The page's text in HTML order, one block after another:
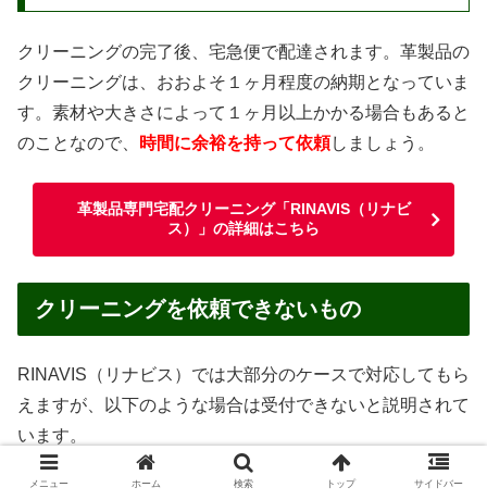
クリーニングの完了後、宅急便で配達されます。革製品の
クリーニングは、おおよそ１ヶ月程度の納期となっていま
す。素材や大きさによって１ヶ月以上かかる場合もあると
のことなので、
時間に余裕を持って依頼しましょう。
革製品専門宅配クリーニング「RINAVIS（リナビ
ス）」の詳細はこちら
クリーニングを依頼できないもの
RINAVIS（リナビス）では大部分のケースで対応してもら
えますが、以下のような場合は受付できないと説明されて
います。
汚物・嘔吐物がついたままのもの
メニュー ホーム 検索 トップ サイドバー